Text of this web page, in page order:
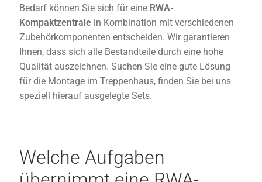
Bedarf können Sie sich für eine RWA-
Kompaktzentrale in Kombination mit verschiedenen
Zubehörkomponenten entscheiden. Wir garantieren
Ihnen, dass sich alle Bestandteile durch eine hohe
Qualität auszeichnen. Suchen Sie eine gute Lösung
für die Montage im Treppenhaus, finden Sie bei uns
speziell hierauf ausgelegte Sets.
Welche Aufgaben